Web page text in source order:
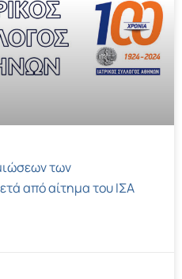
των
από αίτημα του ΙΣΑ